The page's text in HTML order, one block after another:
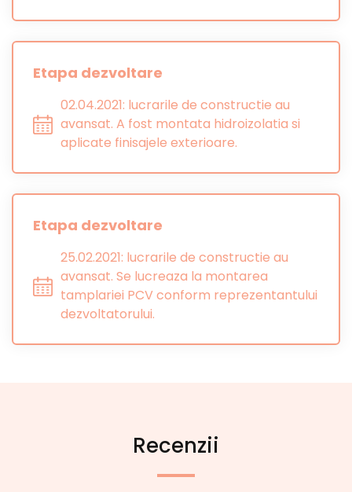
Etapa dezvoltare
02.04.2021: lucrarile de constructie au
avansat. A fost montata hidroizolatia si
aplicate finisajele exterioare.
Etapa dezvoltare
25.02.2021: lucrarile de constructie au
avansat. Se lucreaza la montarea
tamplariei PCV conform reprezentantului
dezvoltatorului.
Recenzii